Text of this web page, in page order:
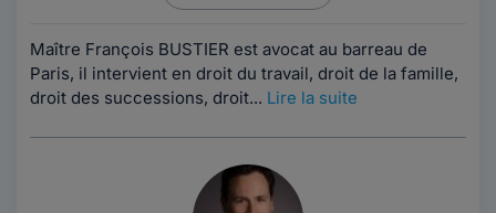
Maître François BUSTIER est avocat au barreau de
Paris, il intervient en droit du travail, droit de la famille,
droit des successions, droit... Lire la suite